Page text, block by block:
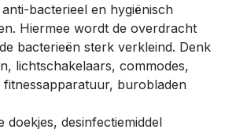
bacterieel en hygiënisch
Hiermee wordt de overdracht
bacterieën sterk verkleind. Denk
lichtschakelaars, commodes,
burobladen
doekjes, desinfectiemiddel